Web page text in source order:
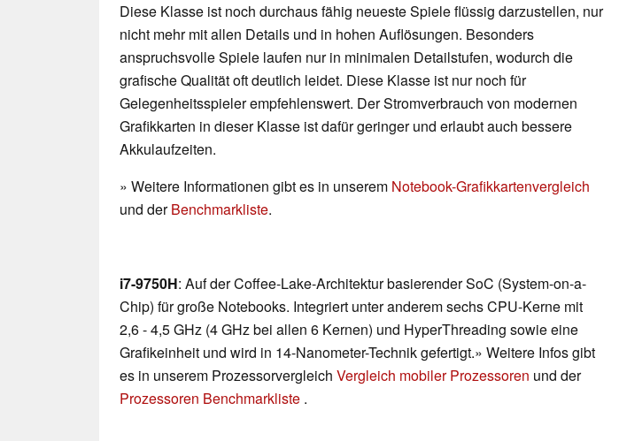
Diese Klasse ist noch durchaus fähig neueste Spiele flüssig darzustellen, nur
nicht mehr mit allen Details und in hohen Auflösungen. Besonders
anspruchsvolle Spiele laufen nur in minimalen Detailstufen, wodurch die
grafische Qualität oft deutlich leidet. Diese Klasse ist nur noch für
Gelegenheitsspieler empfehlenswert. Der Stromverbrauch von modernen
Grafikkarten in dieser Klasse ist dafür geringer und erlaubt auch bessere
Akkulaufzeiten.
» Weitere Informationen gibt es in unserem Notebook-Grafikkartenvergleich
und derBenchmarkliste.
i7-9750H: Auf der Coffee-Lake-Architektur basierender SoC (System-on-a-
Chip) für große Notebooks. Integriert unter anderem sechs CPU-Kerne mit
2,6 - 4,5 GHz (4 GHz bei allen 6 Kernen) und HyperThreading sowie eine
Grafikeinheit und wird in 14-Nanometer-Technik gefertigt.» Weitere Infos gibt
es in unserem Prozessorvergleich Vergleich mobiler Prozessoren und der
Prozessoren Benchmarkliste .